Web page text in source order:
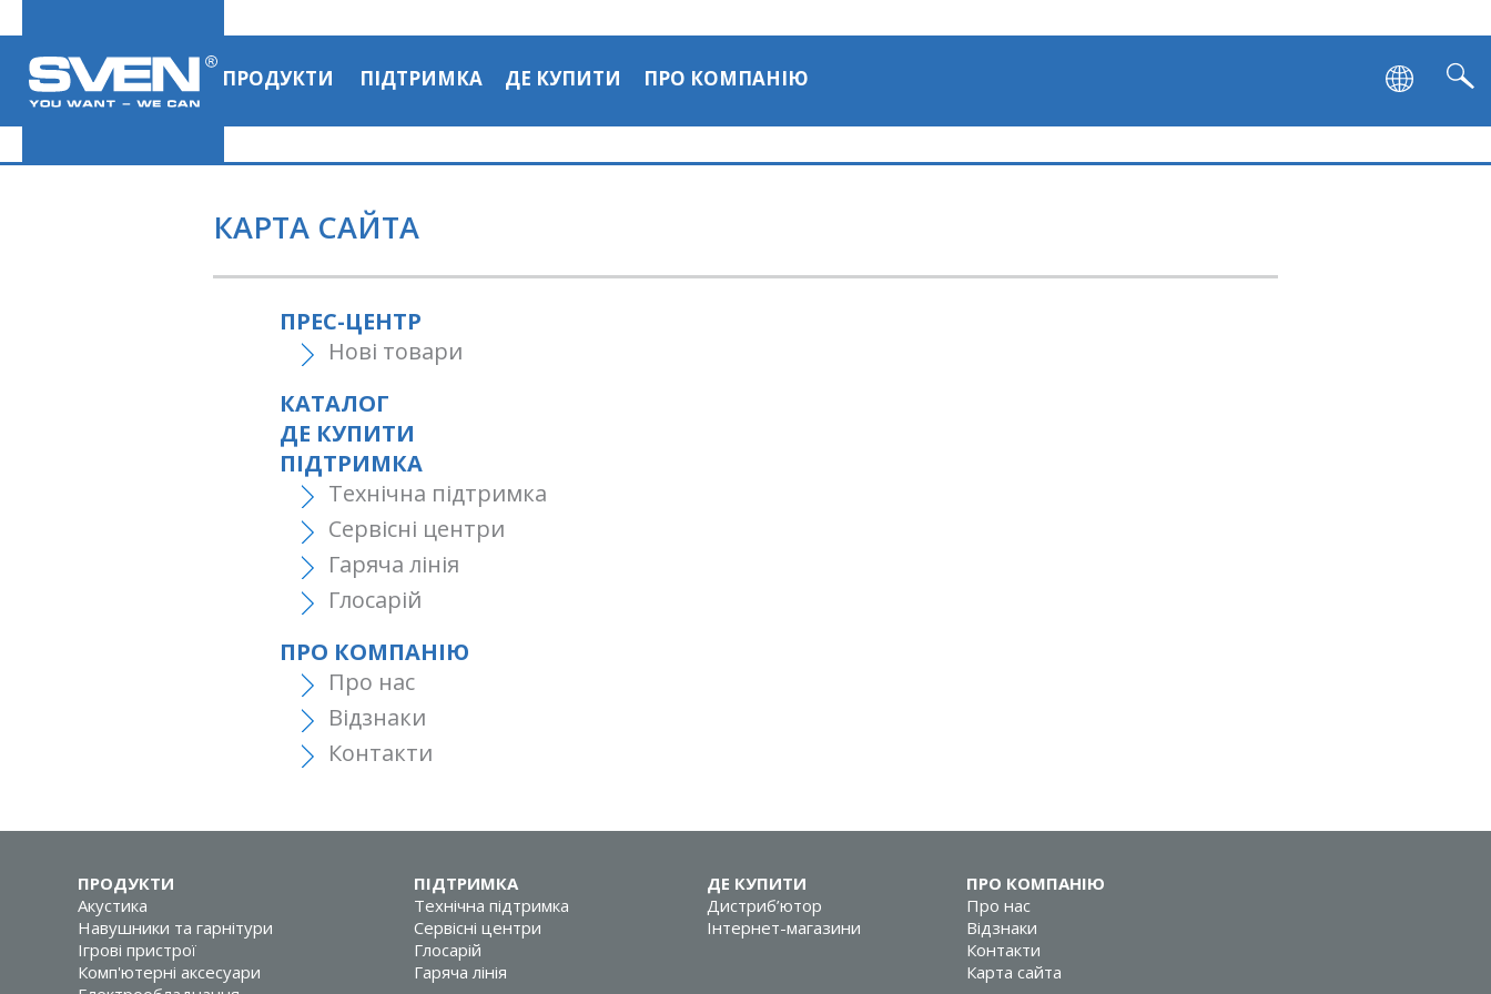
ПРОДУКТИ ПІДТРИМКА ДЕ КУПИТИ ПРО КОМПАНІЮ
КАРТА САЙТА
ПРЕС-ЦЕНТР
Нові товари
КАТАЛОГ
ДЕ КУПИТИ
ПІДТРИМКА
Технічна підтримка
Сервісні центри
Гаряча лінія
Глосарій
ПРО КОМПАНІЮ
Про нас
Відзнаки
Контакти
ПРОДУКТИ
Акустика
Навушники та гарнітури
Ігрові пристрої
Комп'ютерні аксесуари
ПІДТРИМКА
Технічна підтримка
Сервісні центри
Глосарій
Гаряча лінія
ДЕ КУПИТИ
Дистриб’ютор
Інтернет-магазини
ПРО КОМПАНІЮ
Про нас
Відзнаки
Контакти
Карта сайта